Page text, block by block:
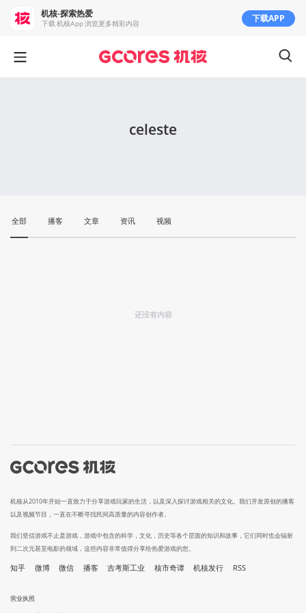
celeste
全部 播客 文章 资讯 视频
还没有内容
机核从2010年开始一直致力于分享游戏玩家的生活，以及深入探讨游戏相关的文化。我们开发原创的播客
以及视频节目，一直在不断寻找民间高质量的内容创作者。
我们坚信游戏不止是游戏，游戏中包含的科学，文化，历史等各个层面的知识和故事，它们同时也会辐射
到二次元甚至电影的领域，这些内容非常值得分享给热爱游戏的您。
知乎 微博 微信 播客 吉考斯工业 核市奇谭 机核发行 RSS
营业执照
机核-探索热爱
下载 机核App 浏览更多精彩内容 下载APP